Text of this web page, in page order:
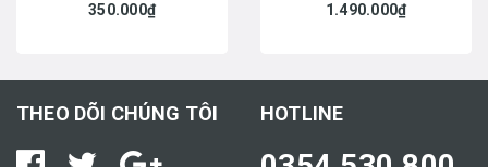
350.000₫ 1.490.000₫
THEO DÕI CHÚNG TÔI HOTLINE